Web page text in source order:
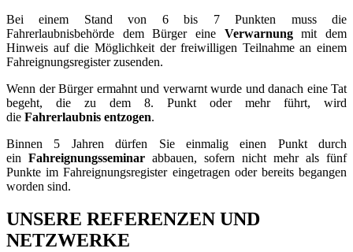
Bei einem Stand von 6 bis 7 Punkten muss die
Fahrerlaubnisbehörde dem Bürger eine Verwarnungmit dem
Hinweis auf die Möglichkeit der freiwilligen Teilnahme an einem
Fahreignungsregister zusenden.
Wenn der Bürger ermahnt und verwarnt wurde und danach eine Tat
begeht, die zu dem 8. Punkt oder mehr führt, wird
die Fahrerlaubnis entzogen.
Binnen 5 Jahren dürfen Sie einmalig einen Punkt durch
ein Fahreignungsseminar abbauen, sofern nicht mehr als fünf
Punkte im Fahreignungsregister eingetragen oder bereits begangen
worden sind.
UNSERE REFERENZEN UND
NETZWERKE